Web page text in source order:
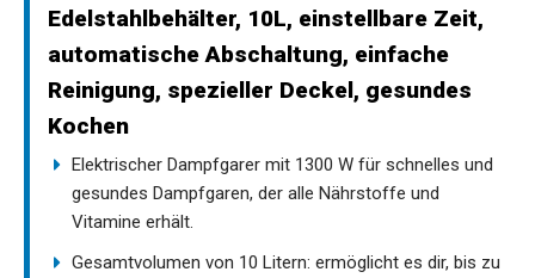
Edelstahlbehälter, 10L, einstellbare Zeit,
automatische Abschaltung, einfache
Reinigung, spezieller Deckel, gesundes
Kochen
Elektrischer Dampfgarer mit 1300 W für schnelles und
gesundes Dampfgaren, der alle Nährstoffe und
Vitamine erhält.
Gesamtvolumen von 10 Litern: ermöglicht es dir, bis zu